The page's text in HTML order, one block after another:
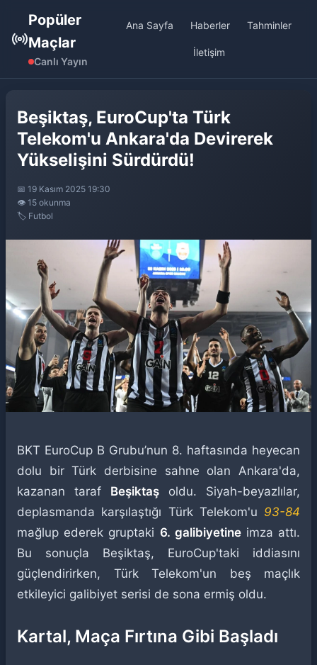
Popüler
Maçlar
Canlı Yayın
Ana Sayfa Haberler Tahminler
İletişim
Beşiktaş, EuroCup'ta Türk
Telekom'u Ankara'da Devirerek
Yükselişini Sürdürdü!
📅 19 Kasım 2025 19:30
👁️ 15 okunma
🏷️ Futbol
BKT EuroCup B Grubu’nun 8. haftasında heyecan
dolu bir Türk derbisine sahne olan Ankara'da,
kazanan taraf Beşiktaş oldu. Siyah-beyazlılar,
deplasmanda karşılaştığı Türk Telekom'u 93-84
mağlup ederek gruptaki 6. galibiyetineimza attı.
Bu sonuçla Beşiktaş, EuroCup'taki iddiasını
güçlendirirken, Türk Telekom'un beş maçlık
etkileyici galibiyet serisi de sona ermiş oldu.
Kartal, Maça Fırtına Gibi Başladı